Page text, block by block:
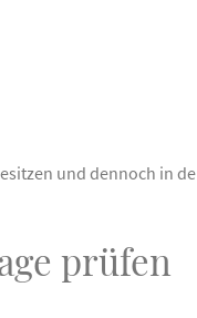
und dennoch in
prüfen